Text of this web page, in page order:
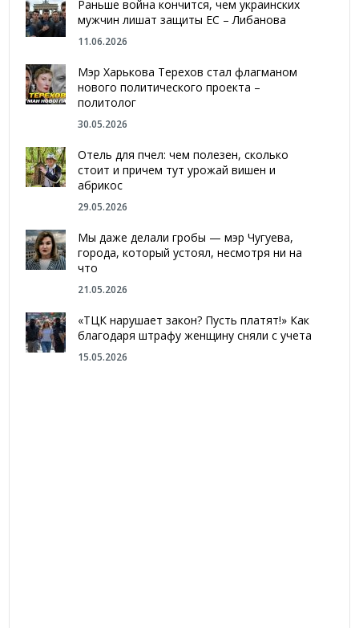
Раньше война кончится, чем украинских
мужчин лишат защиты ЕС – Либанова
11.06.2026
Мэр Харькова Терехов стал флагманом
нового политического проекта –
политолог
30.05.2026
Отель для пчел: чем полезен, сколько
стоит и причем тут урожай вишен и
абрикос
29.05.2026
Мы даже делали гробы — мэр Чугуева,
города, который устоял, несмотря ни на
что
21.05.2026
«ТЦК нарушает закон? Пусть платят!» Как
благодаря штрафу женщину сняли с учета
15.05.2026